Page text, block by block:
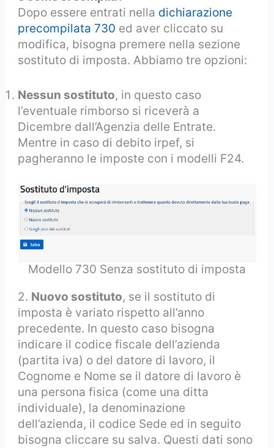
Dopo essere entrati nella dichiarazione
precompilata 730 ed aver cliccato su
modifica, bisogna premere nella sezione
sostituto di imposta. Abbiamo tre opzioni:
Nessun sostituto, in questo caso
l’eventuale rimborso si riceverà a
Dicembre dall’Agenzia delle Entrate.
Mentre in caso di debito irpef, si
pagheranno le imposte con i modelli F24.
Modello 730 Senza sostituto di imposta
2. Nuovo sostituto, se il sostituto di
imposta è variato rispetto all’anno
precedente. In questo caso bisogna
indicare il codice fiscale dell’azienda
(partita iva) o del datore di lavoro, il
Cognome e Nome se il datore di lavoro è
una persona fisica (come una ditta
individuale), la denominazione
dell’azienda, il codice Sede ed in seguito
bisogna cliccare su salva. Questi dati sono